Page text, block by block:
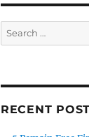
Search
for:
RECENT